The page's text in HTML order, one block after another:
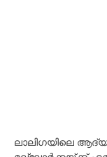
ലാലിഗയിലെ